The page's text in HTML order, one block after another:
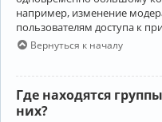
например, изменение
пользователям доступа к
Вернуться к началу
Где находятся
них?